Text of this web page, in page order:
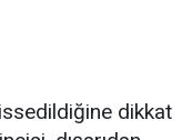
dikkat